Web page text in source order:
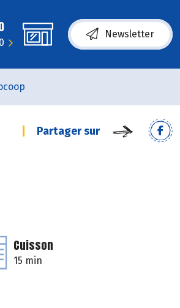
Newsletter
Partager sur
Cuisson
15 min